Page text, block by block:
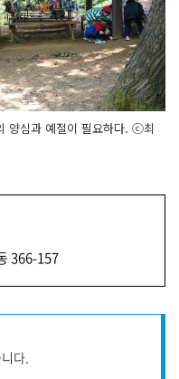
양심과 예절이 필요하다. ⓒ최
366-157
다.